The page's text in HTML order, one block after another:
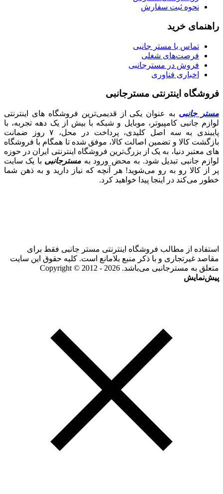
نحوه ثبت سفارش
راهنمای خرید
تماس با مستر جانبی
فرصت‌های شغلی
فروش در مسترجانبی
اخباری فناوری
فروشگاه اینترنتی مسترجانبی
مستر جانبی به عنوان یکی از قدیمی‌ترین فروشگاه های اینترنتی
لوازم جانبی کامپیوتر، موبایل و شبکه با بیش از یک دهه تجربه، با
پایبندی به سه اصل کلیدی، پرداخت در محل، ۷ روز ضمانت
بازگشت کالا و تضمین اصالت کالا، موفق شده تا همگام با فروشگاه‌
های معتبر دنیا، به یک از بزرگ‌ترین فروشگاه اینترنتی ایران در حوزه
لوازم جانبی تبدیل شود. به محض ورود به مسترجانبی با یک سایت
پر از کالا رو به رو می‌شوید! هر آنچه که نیاز دارید و به ذهن شما
خطور می‌کند در اینجا پیدا خواهید کرد.
استفاده از مطالب فروشگاه اینترنتی مستر جانبی فقط برای
مقاصد غیرتجاری و با ذکر منبع بلامانع است. کلیه حقوق این سایت
متعلق به مسترجانبی می‌باشد. Copyright © 2012 - 2026
پیش‌نمایش